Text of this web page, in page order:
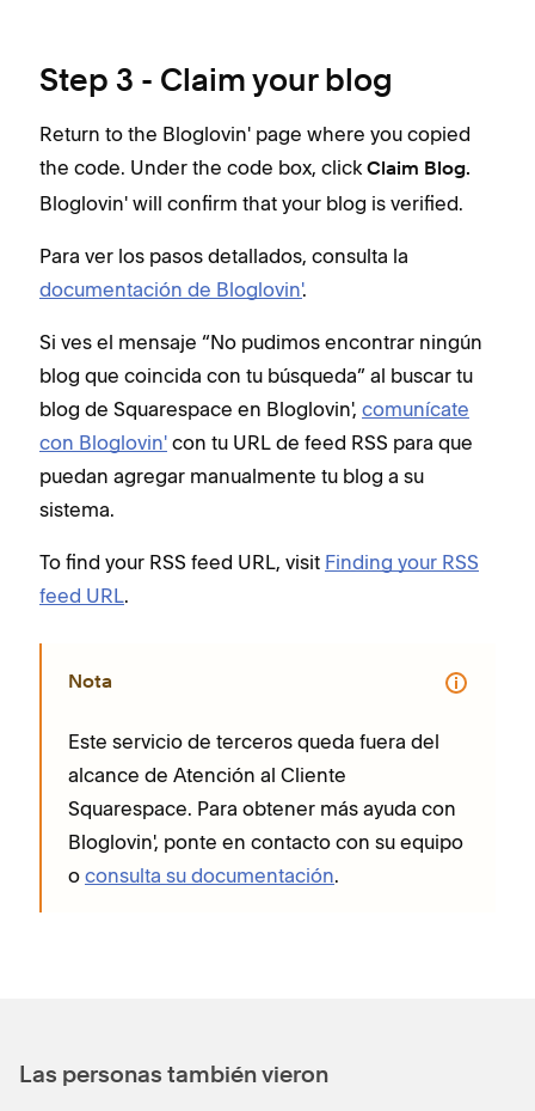
Step 3 - Claim your blog
Return to the Bloglovin' page where you copied
the code. Under the code box, click Claim Blog.
Bloglovin' will confirm that your blog is verified.
Para ver los pasos detallados, consulta la
documentación de Bloglovin'.
Si ves el mensaje “No pudimos encontrar ningún
blog que coincida con tu búsqueda” al buscar tu
blog de Squarespace en Bloglovin', comunícate
con Bloglovin' con tu URL de feed RSS para que
puedan agregar manualmente tu blog a su
sistema.
To find your RSS feed URL, visit Finding your RSS
feed URL.
Nota
Este servicio de terceros queda fuera del
alcance de Atención al Cliente
Squarespace. Para obtener más ayuda con
Bloglovin', ponte en contacto con su equipo
o consulta su documentación.
Las personas también vieron